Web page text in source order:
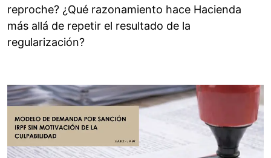
reproche? ¿Qué razonamiento hace Hacienda
más allá de repetir el resultado de la
regularización?